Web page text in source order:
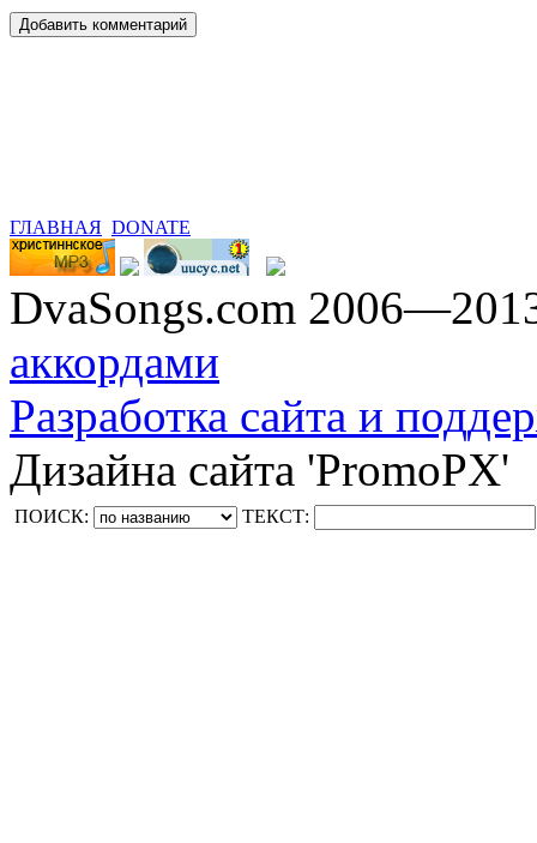
ГЛАВНАЯ DONATE
DvaSongs.com
аккордами
Разработка сайта и
Дизайна сайта 'PromoPX'
ПОИСК: ТЕКСТ: